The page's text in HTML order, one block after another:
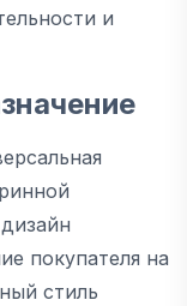
и
покупателя на
стиль